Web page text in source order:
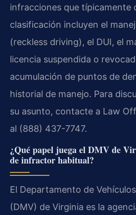
infracciones que típicamente
clasificación incluyen el
(reckless driving), el DUI, el
licencia suspendida o
acumulación de puntos de
historial de manejo. Para
su asunto, contacte a Law
al (888) 437-7747.
¿Qué papel juega el DMV de
de infractor habitual?
El Departamento de
(DMV) de Virginia es la